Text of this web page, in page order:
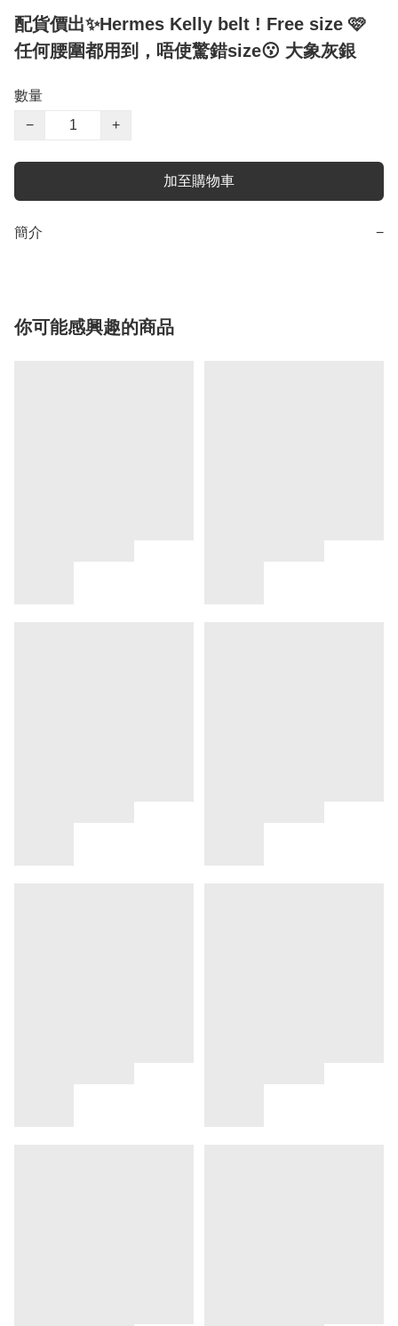
配貨價出✨Hermes Kelly belt ! Free size 🩷
任何腰圍都用到，唔使驚錯size😗 大象灰銀
數量
−
+
加至購物車
簡介 −
你可能感興趣的商品